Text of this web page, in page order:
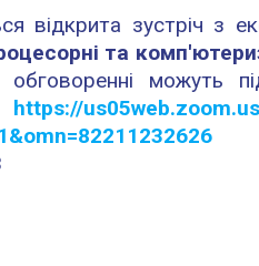
відкрита зустріч з
та
можуть
https://